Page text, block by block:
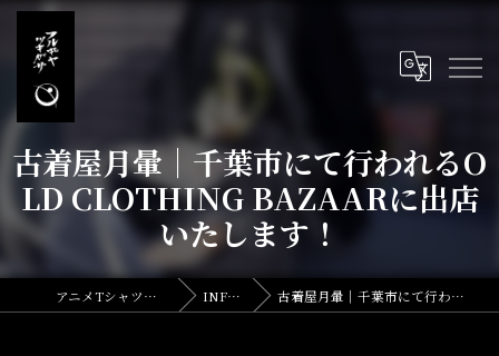
古着屋月暈｜千葉市にて行われるO
LD CLOTHING BAZAARに出店
いたします！
アニメTシャツとリメイク・古着の古着屋月暈 INFORMATION 古着屋月暈｜千葉市にて行われるOLD CLOTHING BAZAARに出店いたします！